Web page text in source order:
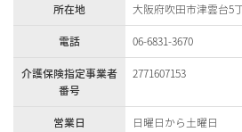
所在地
大阪府吹田市津雲台5
電話
06-6831-3670
介護保険指定事業者
番号
2771607153
営業日
日曜日から土曜日